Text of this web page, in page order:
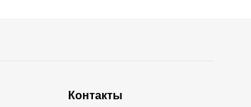
Контакты